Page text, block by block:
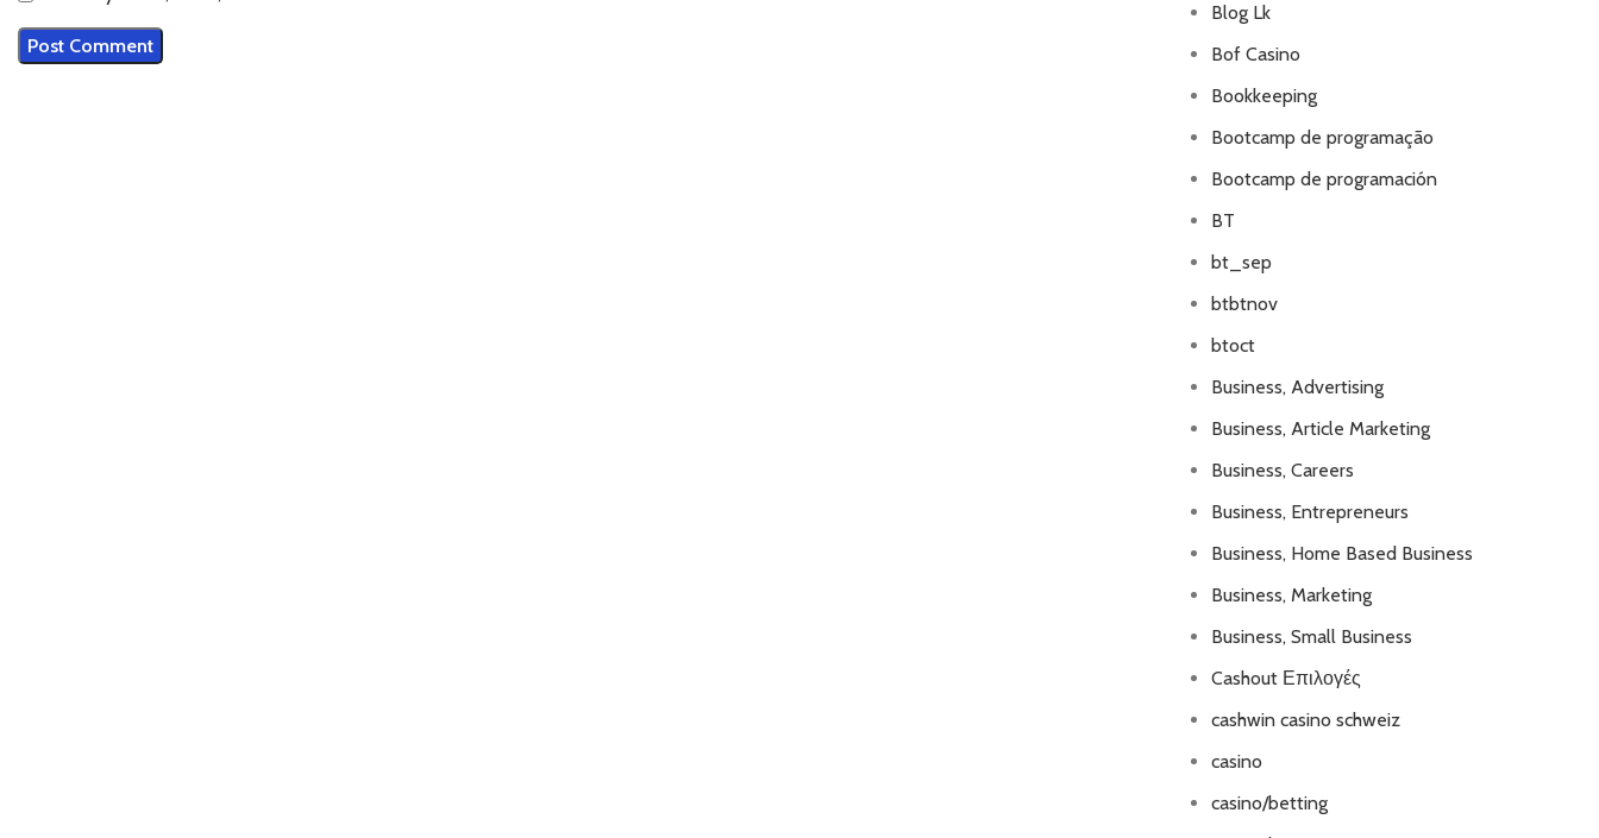
Blog Lk
Bof Casino
Bookkeeping
Bootcamp de programação
Bootcamp de programación
BT
bt_sep
btbtnov
btoct
Business, Advertising
Business, Article Marketing
Business, Careers
Business, Entrepreneurs
Business, Home Based Business
Business, Marketing
Business, Small Business
Cashout Επιλογές
cashwin casino schweiz
casino
casino/betting